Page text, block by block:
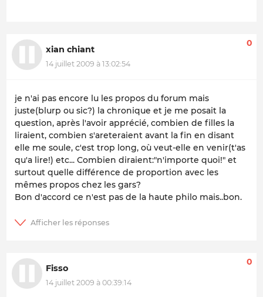
xian chiant
14 juillet 2009 à 13:02:54
0
je n'ai pas encore lu les propos du forum mais
juste(blurp ou sic?) la chronique et je me posait la
question, après l'avoir apprécié, combien de filles la
liraient, combien s'areteraient avant la fin en disant
elle me soule, c'est trop long, où veut-elle en venir(t'as
qu'a lire!) etc... Combien diraient:"n'importe quoi!" et
surtout quelle différence de proportion avec les
mêmes propos chez les gars?
Bon d'accord ce n'est pas de la haute philo mais..bon.
Fisso
14 juillet 2009 à 00:39:14
0